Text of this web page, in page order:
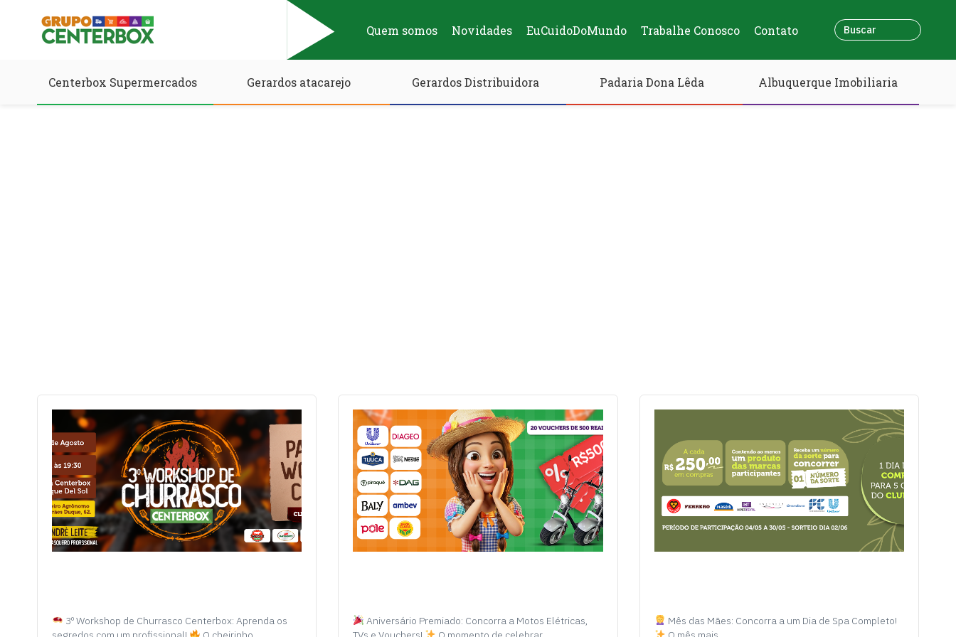
Quem somos Novidades EuCuidoDoMundo Trabalhe Conosco Contato
Centerbox Supermercados Gerardos atacarejo Gerardos Distribuidora Padaria Dona Lêda Albuquerque Imobiliaria
3º Workshop de Churrasco Centerbox: Aprenda os
Aniversário Premiado: Concorra a Motos Elétricas,
Mês das Mães: Concorra a um Dia de Spa Completo!